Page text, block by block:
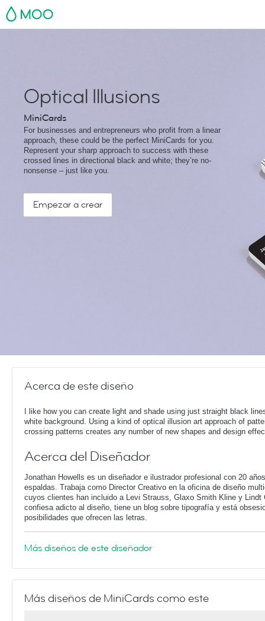
MOO
Optical Illusions
MiniCards
For businesses and entrepreneurs who profit from a linear
approach, these could be the perfect MiniCards for you.
Represent your sharp approach to success with these
crossed lines in directional black and white; they’re no-
nonsense – just like you.
Empezar a crear
Acerca de este diseño
I like how you can create light and shade using just straight black
white background. Using a kind of optical illusion art approach of
crossing patterns creates any number of new shapes and design
Acerca del Diseñador
Jonathan Howells es un diseñador e ilustrador profesional con 20
espaldas. Trabaja como Director Creativo en la oficina de diseño
cuyos clientes han incluido a Levi Strauss, Glaxo Smith Kline y Lindt
confiesa adicto al diseño, tiene un blog sobre tipografía y está
posibilidades que ofrecen las letras.
Más diseños de este diseñador
Más diseños de MiniCards como este